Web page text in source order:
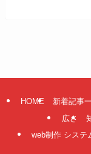
HOME 新着記事
広さ
web制作 システ